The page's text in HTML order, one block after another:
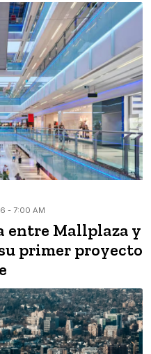
- 7:00 AM
entre Mallplaza y
primer proyecto